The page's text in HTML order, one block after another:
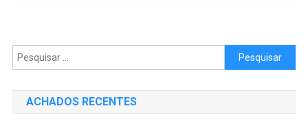
Pesquisar
por:
ACHADOS RECENTES